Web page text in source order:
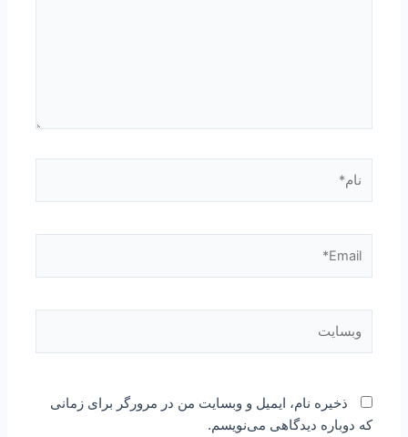
ذخیره نام، ایمیل و وبسایت من در مرورگر برای زمانی
که دوباره دیدگاهی می‌نویسم.